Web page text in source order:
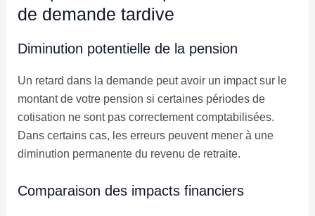
de demande tardive
Diminution potentielle de la pension
Un retard dans la demande peut avoir un impact sur le
montant de votre pension si certaines périodes de
cotisation ne sont pas correctement comptabilisées.
Dans certains cas, les erreurs peuvent mener à une
diminution permanente du revenu de retraite.
Comparaison des impacts financiers